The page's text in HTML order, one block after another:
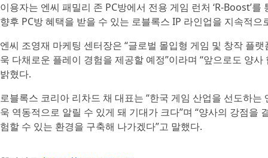
이용자는 엔씨 패밀리 존 PC방에서 전용 게임 런처 ‘R-Boost’
향후 PC방 혜택을 받을 수 있는 로블록스 IP 라인업을 지속적으
엔씨 조영재 마케팅 센터장은 “글로벌 몰입형 게임 및 창작 플
욱 다채로운 플레이 경험을 제공할 예정”이라며 “앞으로도 양
밝혔다.
로블록스 코리아 리차드 채 대표는 “한국 게임 산업을 선도하
욱 역동적으로 알릴 수 있게 돼 기대가 크다”며 “양사의 강점
험할 수 있는 환경을 구축해 나가겠다”고 말했다.